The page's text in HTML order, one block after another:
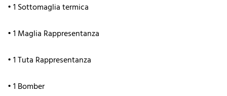
•⁠ ⁠1 Sottomaglia termica
•⁠ ⁠1 Maglia Rappresentanza
•⁠ ⁠1 Tuta Rappresentanza
•⁠ ⁠1 Bomber